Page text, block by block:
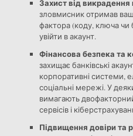
Захист від викрадення
зловмисник отримав
фактора (коду, ключа чи
увійти в акаунт.
Фінансова безпека та
захищає банківські
корпоративні системи,
соціальні мережі. У
вимагають
сервісів і
Підвищення довіри та